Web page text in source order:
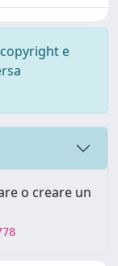
e
o creare un